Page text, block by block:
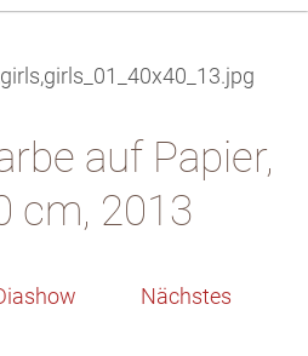
auf Papier,
cm, 2013
Nächstes